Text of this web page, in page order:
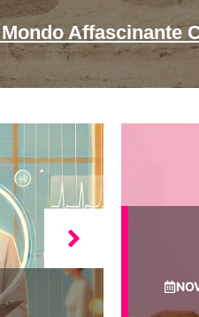
Affascinante